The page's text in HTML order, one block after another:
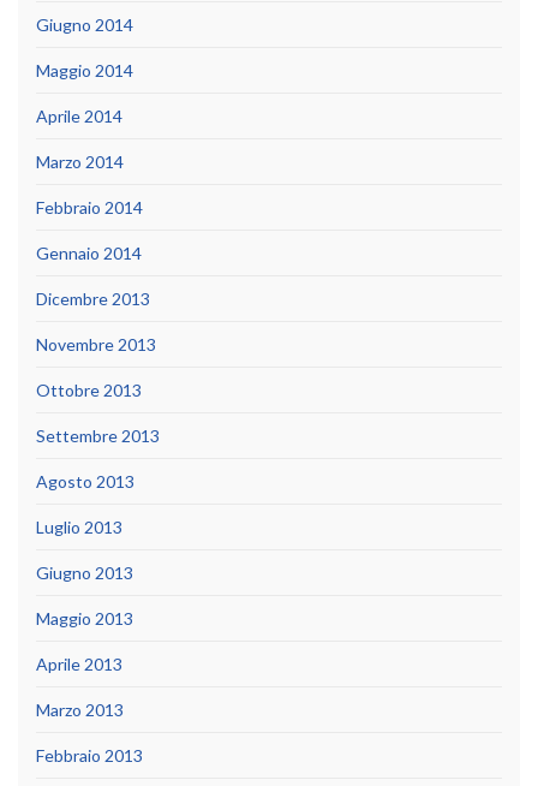
Giugno 2014
Maggio 2014
Aprile 2014
Marzo 2014
Febbraio 2014
Gennaio 2014
Dicembre 2013
Novembre 2013
Ottobre 2013
Settembre 2013
Agosto 2013
Luglio 2013
Giugno 2013
Maggio 2013
Aprile 2013
Marzo 2013
Febbraio 2013